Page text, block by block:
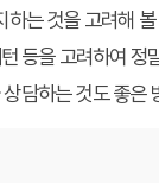
하는 것을 고려해
등을 고려하여
담하는 것도 좋은